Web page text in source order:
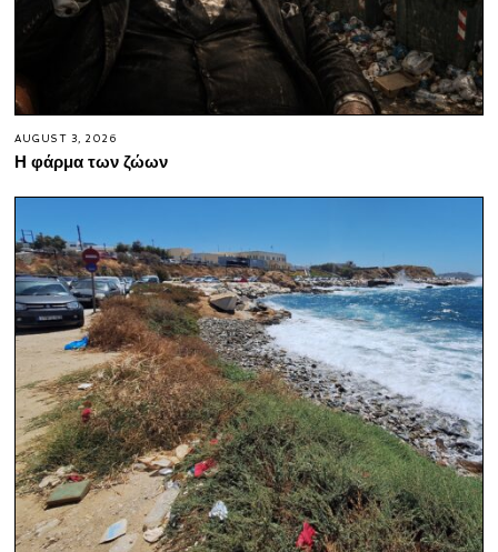
AUGUST 3, 2026
Η φάρμα των ζώων